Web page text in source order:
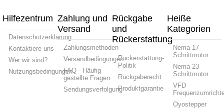
Hilfezentrum
Datenschutzerklärung
Kontaktiere uns
Wer wir sind?
Nutzungsbedingungen
Zahlung und
Versand
Zahlungsmethoden
Versandbedingungen
FAQ - Häufig
gestellte Fragen
Sendungsverfolgung
Rückgabe
und
Rückerstattung
Rückerstattung-
Politik
Rückgaberecht
Produktgarantie
Heiße
Kategorien
Nema 17
Schrittmotor
Nema 23
Schrittmotor
VFD
Oyostepper